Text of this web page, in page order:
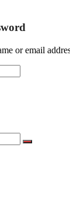
or email